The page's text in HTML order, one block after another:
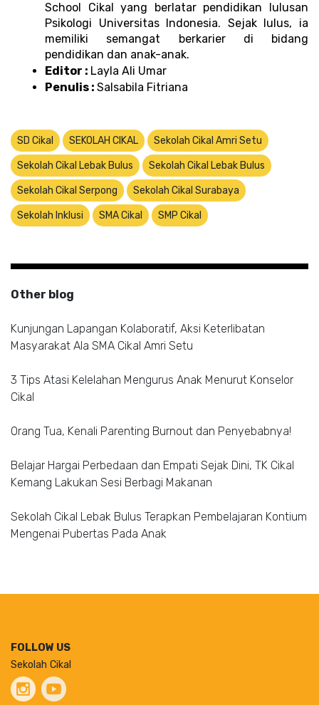
School Cikal yang berlatar pendidikan lulusan
Psikologi Universitas Indonesia. Sejak lulus, ia
memiliki semangat berkarier di bidang
pendidikan dan anak-anak.
Editor : Layla Ali Umar
Penulis : Salsabila Fitriana
SD Cikal SEKOLAH CIKAL Sekolah Cikal Amri Setu
Sekolah Cikal Lebak Bulus Sekolah Cikal Lebak Bulus
Sekolah Cikal Serpong Sekolah Cikal Surabaya
Sekolah Inklusi SMA Cikal SMP Cikal
Other blog
Kunjungan Lapangan Kolaboratif, Aksi Keterlibatan
Masyarakat Ala SMA Cikal Amri Setu
3 Tips Atasi Kelelahan Mengurus Anak Menurut Konselor
Cikal
Orang Tua, Kenali Parenting Burnout dan Penyebabnya!
Belajar Hargai Perbedaan dan Empati Sejak Dini, TK Cikal
Kemang Lakukan Sesi Berbagi Makanan
Sekolah Cikal Lebak Bulus Terapkan Pembelajaran Kontium
Mengenai Pubertas Pada Anak
FOLLOW US
Sekolah Cikal